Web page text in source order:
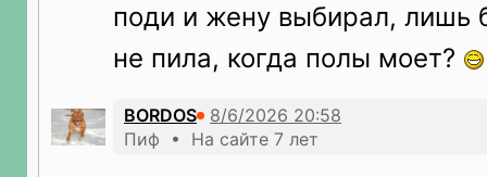
поди и жену выбирал, лишь
не пила, когда полы моет?
BORDOS
Пиф • На сайте 7 лет